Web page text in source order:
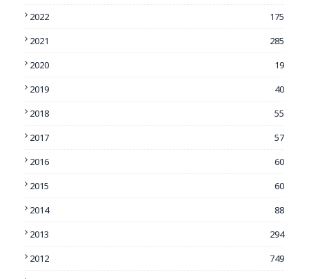
2022
175
2021
285
2020
19
2019
40
2018
55
2017
57
2016
60
2015
60
2014
88
2013
294
2012
749